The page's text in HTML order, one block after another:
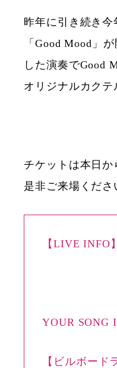
昨年に引き続き
「Good Mood」
した演奏でGood
オリジナルカクテ
チケットは本日
是非ご来場くださ
【LIVE INFO】
YOUR SONG
【ビルボード